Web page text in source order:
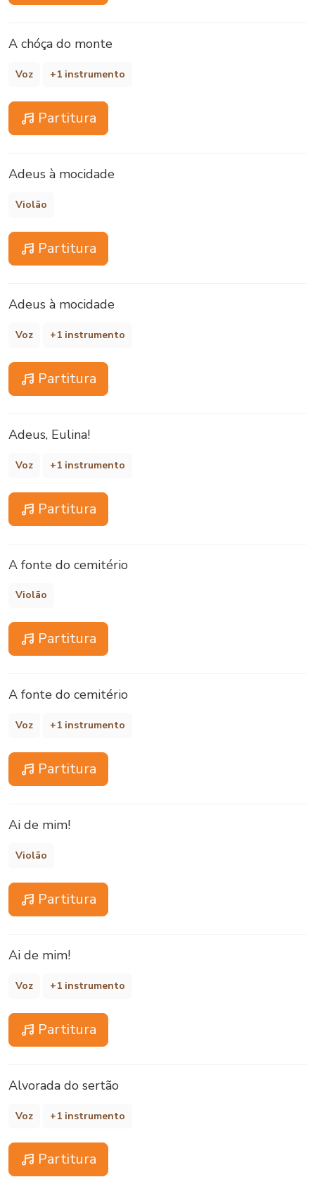
A chóça do monte
Voz +1 instrumento
Partitura
Adeus à mocidade
Violão
Partitura
Adeus à mocidade
Voz +1 instrumento
Partitura
Adeus, Eulina!
Voz +1 instrumento
Partitura
A fonte do cemitério
Violão
Partitura
A fonte do cemitério
Voz +1 instrumento
Partitura
Ai de mim!
Violão
Partitura
Ai de mim!
Voz +1 instrumento
Partitura
Alvorada do sertão
Voz +1 instrumento
Partitura